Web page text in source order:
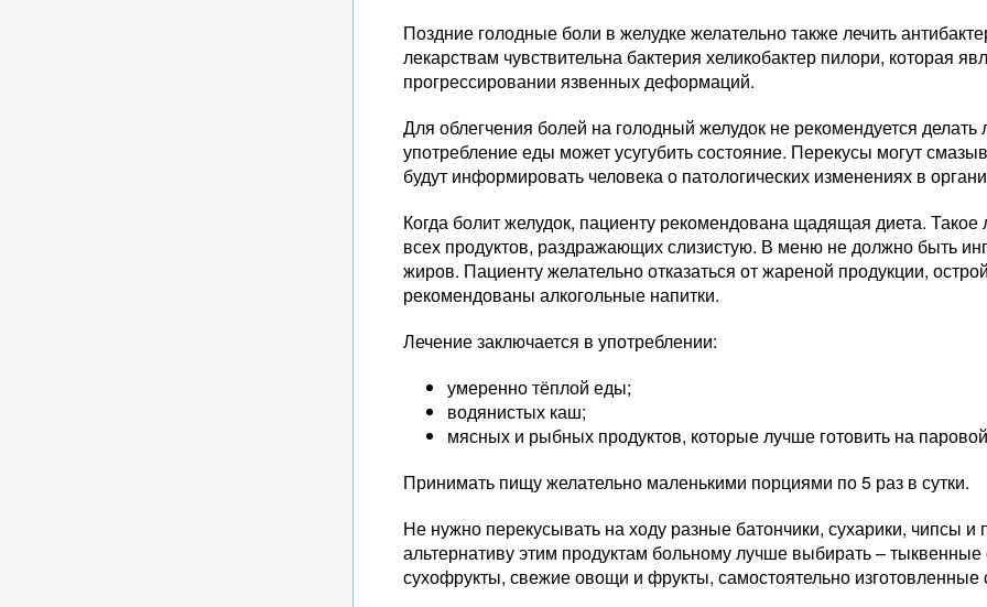
Поздние голодные боли в желудке желательно также лечить
лекарствам чувствительна бактерия хеликобактер пилори, которая
прогрессировании язвенных деформаций.
Для облегчения болей на голодный желудок не рекомендуется делать
употребление еды может усугубить состояние. Перекусы могут
будут информировать человека о патологических изменениях в
Когда болит желудок, пациенту рекомендована щадящая диета.
всех продуктов, раздражающих слизистую. В меню не должно быть
жиров. Пациенту желательно отказаться от жареной продукции,
рекомендованы алкогольные напитки.
Лечение заключается в употреблении:
умеренно тёплой еды;
водянистых каш;
мясных и рыбных продуктов, которые лучше готовить на
Принимать пищу желательно маленькими порциями по 5 раз в сутки.
Не нужно перекусывать на ходу разные батончики, сухарики, чипсы
альтернативу этим продуктам больному лучше выбирать –
сухофрукты, свежие овощи и фрукты, самостоятельно изготовленные